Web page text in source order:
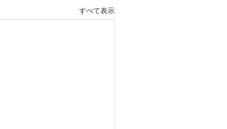
すべて表示